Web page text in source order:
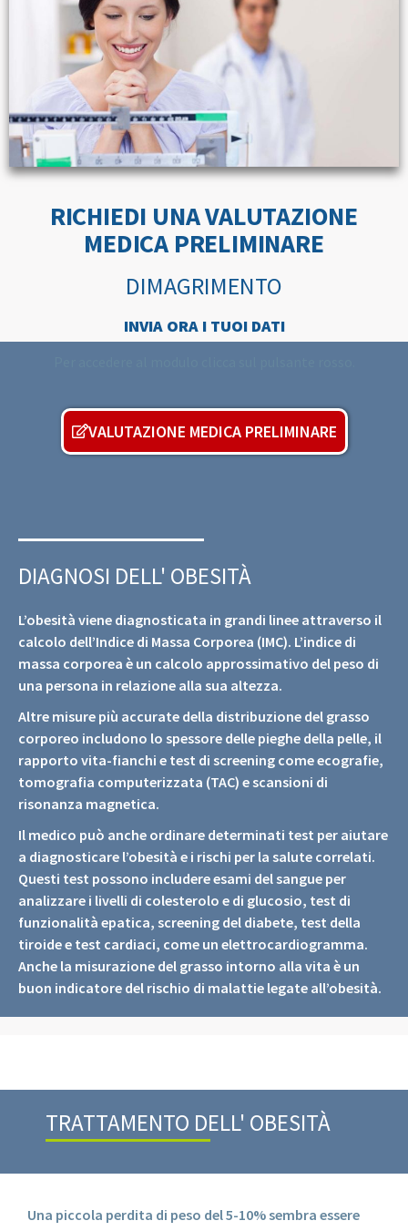
RICHIEDI UNA VALUTAZIONE
MEDICA PRELIMINARE
DIMAGRIMENTO
INVIA ORA I TUOI DATI
VALUTAZIONE MEDICA PRELIMINARE
DIAGNOSI DELL' OBESITÀ
L’obesità viene diagnosticata in grandi linee attraverso il
calcolo dell’Indice di Massa Corporea (IMC). L’indice di
massa corporea è un calcolo approssimativo del peso di
una persona in relazione alla sua altezza.
Altre misure più accurate della distribuzione del grasso
corporeo includono lo spessore delle pieghe della pelle, il
rapporto vita-fianchi e test di screening come ecografie,
tomografia computerizzata (TAC) e scansioni di
risonanza magnetica.
Il medico può anche ordinare determinati test per aiutare
a diagnosticare l’obesità e i rischi per la salute correlati.
Questi test possono includere esami del sangue per
analizzare i livelli di colesterolo e di glucosio, test di
funzionalità epatica, screening del diabete, test della
tiroide e test cardiaci, come un elettrocardiogramma.
Anche la misurazione del grasso intorno alla vita è un
buon indicatore del rischio di malattie legate all’obesità.
TRATTAMENTO DELL' OBESITÀ
Una piccola perdita di peso del 5-10% sembra essere